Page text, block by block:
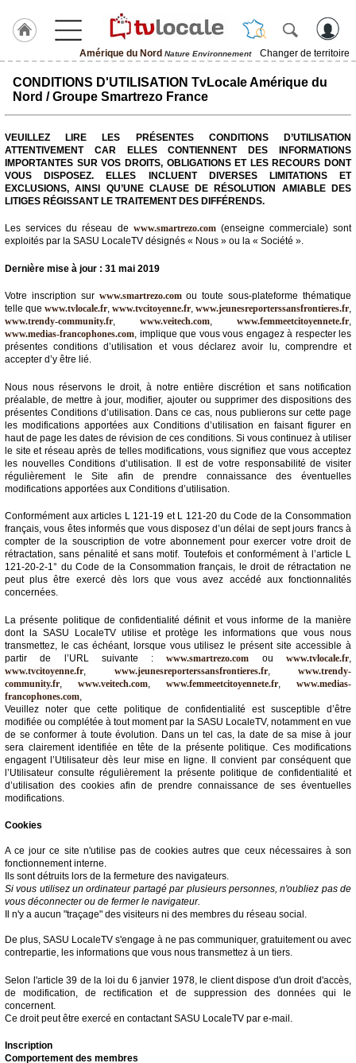
Amérique du Nord Nature Environnement
Changer de territoire
J'adhère
Hulcoq
Amérique
du
Nord
TvLocale
Accueil
RUBRIQUES
Agenda
Gazette
Médias
du
groupe
Blogs
Prémium
annuaire
pro
Accès
éditeur
CONDITIONS D'UTILISATION TvLocale Amérique du
Nord / Groupe Smartrezo France
VEUILLEZ LIRE LES PRÉSENTES CONDITIONS D’UTILISATION
ATTENTIVEMENT CAR ELLES CONTIENNENT DES INFORMATIONS
IMPORTANTES SUR VOS DROITS, OBLIGATIONS ET LES RECOURS DONT
VOUS DISPOSEZ. ELLES INCLUENT DIVERSES LIMITATIONS ET
EXCLUSIONS, AINSI QU’UNE CLAUSE DE RÉSOLUTION AMIABLE DES
LITIGES RÉGISSANT LE TRAITEMENT DES DIFFÉRENDS.
Les services du réseau de www.smartrezo.com(enseigne commerciale) sont
exploités par la SASU LocaleTV désignés « Nous » ou la « Société ».
Dernière mise à jour : 31 mai 2019
Votre inscription sur www.smartrezo.comou toute sous-plateforme thématique
telle que www.tvlocale.fr, www.tvcitoyenne.fr, www.jeunesreporterssansfrontieres.fr,
www.trendy-community.fr, www.veitech.com, www.femmeetcitoyennete.fr,
www.medias-francophones.com, implique que vous vous engagez à respecter les
présentes conditions d’utilisation et vous déclarez avoir lu, comprendre et
accepter d’y être lié.
Nous nous réservons le droit, à notre entière discrétion et sans notification
préalable, de mettre à jour, modifier, ajouter ou supprimer des dispositions des
présentes Conditions d’utilisation. Dans ce cas, nous publierons sur cette page
les modifications apportées aux Conditions d’utilisation en faisant figurer en
haut de page les dates de révision de ces conditions. Si vous continuez à utiliser
le site et réseau après de telles modifications, vous signifiez que vous acceptez
les nouvelles Conditions d’utilisation. Il est de votre responsabilité de visiter
régulièrement le Site afin de prendre connaissance des éventuelles
modifications apportées aux Conditions d’utilisation.
Conformément aux articles L 121-19 et L 121-20 du Code de la Consommation
français, vous êtes informés que vous disposez d’un délai de sept jours francs à
compter de la souscription de votre abonnement pour exercer votre droit de
rétractation, sans pénalité et sans motif. Toutefois et conformément à l’article L
121-20-2-1° du Code de la Consommation français, le droit de rétractation ne
peut plus être exercé dès lors que vous avez accédé aux fonctionnalités
concernées.
La présente politique de confidentialité définit et vous informe de la manière
dont la SASU LocaleTV utilise et protège les informations que vous nous
transmettez, le cas échéant, lorsque vous utilisez le présent site accessible à
partir de l’URL suivante :www.smartrezo.com ouwww.tvlocale.fr,
www.tvcitoyenne.fr, www.jeunesreporterssansfrontieres.fr, www.trendy-
community.fr, www.veitech.com, www.femmeetcitoyennete.fr, www.medias-
francophones.com,
Veuillez noter que cette politique de confidentialité est susceptible d’être
modifiée ou complétée à tout moment par la SASU LocaleTV, notamment en vue
de se conformer à toute évolution. Dans un tel cas, la date de sa mise à jour
sera clairement identifiée en tête de la présente politique. Ces modifications
engagent l’Utilisateur dès leur mise en ligne. Il convient par conséquent que
l’Utilisateur consulte régulièrement la présente politique de confidentialité et
d’utilisation des cookies afin de prendre connaissance de ses éventuelles
modifications.
Cookies
A ce jour ce site n'utilise pas de cookies autres que ceux nécessaires à son
fonctionnement interne.
Ils sont détruits lors de la fermeture des navigateurs.
Si vous utilisez un ordinateur partagé par plusieurs personnes, n'oubliez pas de
vous déconnecter ou de fermer le navigateur.
Il n'y a aucun "traçage" des visiteurs ni des membres du réseau social.
De plus, SASU LocaleTV s'engage à ne pas communiquer, gratuitement ou avec
contrepartie, les informations que vous nous transmettez à un tiers.
Selon l'article 39 de la loi du 6 janvier 1978, le client dispose d'un droit d'accès,
de modification, de rectification et de suppression des données qui le
concernent.
Ce droit peut être exercé en contactant SASU LocaleTV par e-mail.
Inscription
Comportement des membres